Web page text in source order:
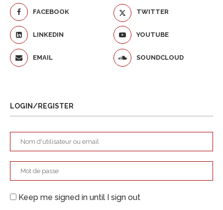
FACEBOOK TWITTER
LINKEDIN YOUTUBE
EMAIL SOUNDCLOUD
LOGIN/REGISTER
Keep me signed in until I sign out